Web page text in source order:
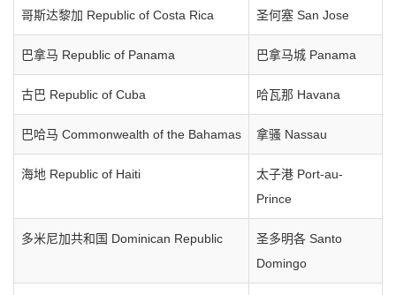
哥斯达黎加 Republic of Costa Rica 圣何塞 San Jose
巴拿马 Republic of Panama 巴拿马城 Panama
古巴 Republic of Cuba 哈瓦那 Havana
巴哈马 Commonwealth of the Bahamas 拿骚 Nassau
海地 Republic of Haiti
太子港 Port-au-
Prince
多米尼加共和国 Dominican Republic
圣多明各 Santo
Domingo